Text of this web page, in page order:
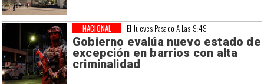
El Jueves Pasado A Las 9:49
Gobierno evalúa nuevo estado de
excepción en barrios con alta
criminalidad
NACIONAL